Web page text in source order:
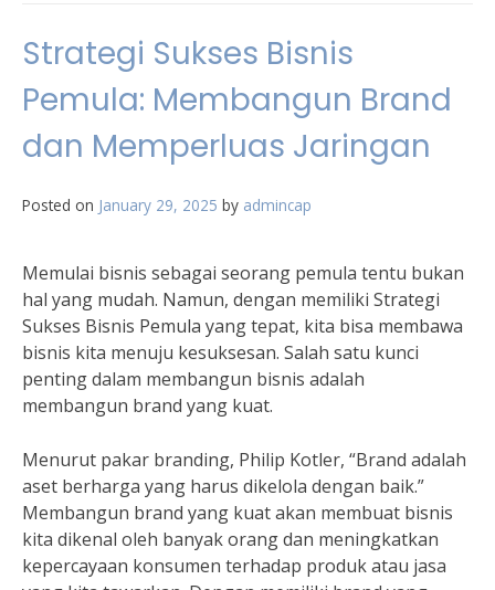
Strategi Sukses Bisnis
Pemula: Membangun Brand
dan Memperluas Jaringan
Posted on January 29, 2025 by admincap
Memulai bisnis sebagai seorang pemula tentu bukan
hal yang mudah. Namun, dengan memiliki Strategi
Sukses Bisnis Pemula yang tepat, kita bisa membawa
bisnis kita menuju kesuksesan. Salah satu kunci
penting dalam membangun bisnis adalah
membangun brand yang kuat.
Menurut pakar branding, Philip Kotler, “Brand adalah
aset berharga yang harus dikelola dengan baik.”
Membangun brand yang kuat akan membuat bisnis
kita dikenal oleh banyak orang dan meningkatkan
kepercayaan konsumen terhadap produk atau jasa